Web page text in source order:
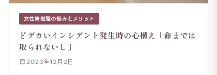
女性管理職の悩みとメリット
どデカいインシデント発生時の心構え「命までは
取られないし」
2023年12月2日